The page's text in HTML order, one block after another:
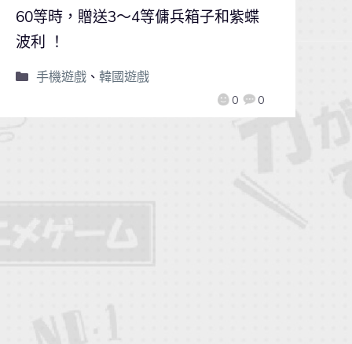
0 0
60等時，贈送3～4等傭兵箱子和紫蝶
波利 ！
手機遊戲、 韓國遊戲